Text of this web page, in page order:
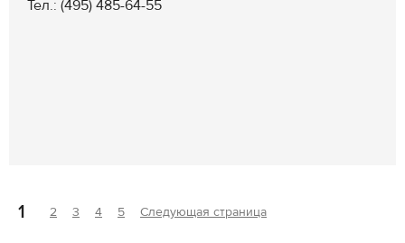
Тел.: (495) 485-64-55
1 2 3 4 5 Следующая страница